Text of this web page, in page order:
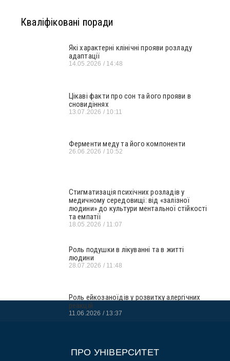
Кваліфіковані поради
Які характерні клінічні прояви розладу
адаптації
14.05.2026 14:48
Цікаві факти про сон та його прояви в
сновидіннях
13.07.2026 10:11
Ферменти меду та його компоненти
26.06.2026 10:52
Стигматизація психічних розладів у
медичному середовищі: від «залізної
людини» до культури ментальної стійкості
та емпатії
18.05.2026 11:07
Роль подушки в лікуванні та в житті
людини
28.07.2026 11:48
Роль ейкозаноїдів у розвитку алергічних
реакцій
11.06.2026 13:37
ПРО УНІВЕРСИТЕТ